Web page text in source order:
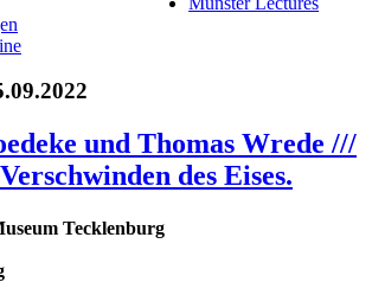
und Thomas Wrede ///
des Eises.
Tecklenburg